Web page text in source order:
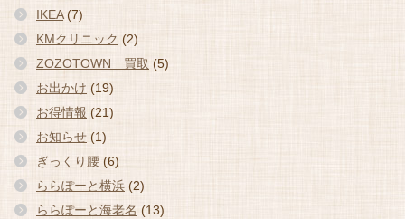
IKEA(7)
KMクリニック (2)
ZOZOTOWN 買取 (5)
お出かけ (19)
お得情報 (21)
お知らせ (1)
ぎっくり腰 (6)
ららぽーと横浜 (2)
ららぽーと海老名 (13)